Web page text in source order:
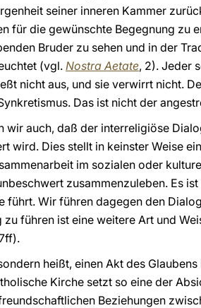
seiner inneren Kammer
für die gewünschte Begegnung zu
Bruder zu sehen und in der
(vgl.Nostra Aetate, 2). Jeder
nicht aus, und sie verwirrt nicht.
Das ist nicht der
wir auch, daß der interreligiöse
wird. Dies stellt in keinster Weise
im sozialen oder
zusammenzuleben. Es
führt. Wir führen dagegen den
führen ist eine weitere Art und
heißt, einen Akt des
Kirche setzt so eine der
Beziehungen